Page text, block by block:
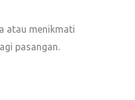
atau menikmati
pasangan.